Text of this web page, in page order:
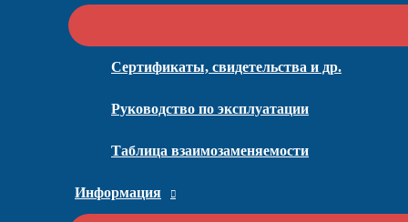
Сертификаты, свидетельства и др.
Руководство по эксплуатации
Таблица взаимозаменяемости
Информация